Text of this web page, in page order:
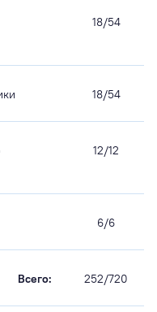
18/54
18/54
12/12
6/6
Всего: 252/720